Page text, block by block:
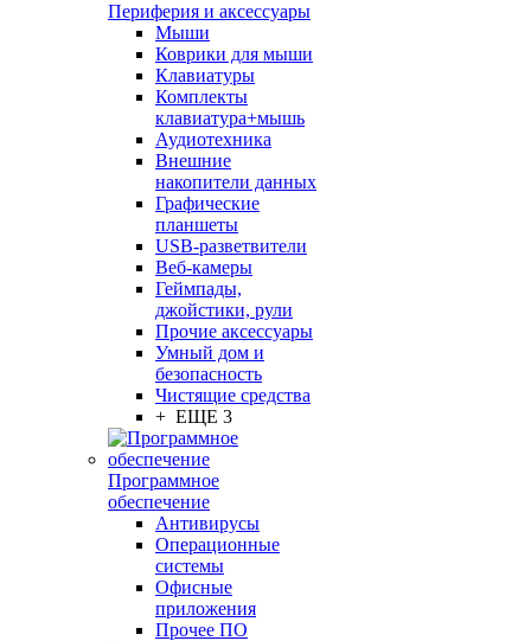
Периферия и аксессуары
Мыши
Коврики для мыши
Клавиатуры
Комплекты
клавиатура+мышь
Аудиотехника
Внешние
накопители данных
Графические
планшеты
USB-разветвители
Веб-камеры
Геймпады,
джойстики, рули
Прочие аксессуары
Умный дом и
безопасность
Чистящие средства
+ ЕЩЕ 3
Программное
обеспечение
Антивирусы
Операционные
системы
Офисные
приложения
Прочее ПО